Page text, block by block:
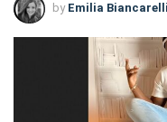
by Emilia Biancarelli